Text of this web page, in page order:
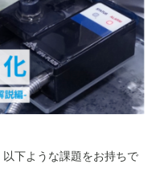
下ような課題をお持ちで